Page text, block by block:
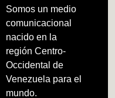
Somos un medio
comunicacional
nacido en la
región Centro-
Occidental de
Venezuela para el
mundo.